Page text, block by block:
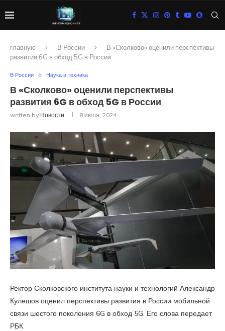
главную В России
В «Сколково» оценили перспективы
развития 6G в обход 5G в России
В России Наука и техника
В «Сколково» оценили перспективы
развития 6G в обход 5G в России
written by Новости 8 июля, 2024
Ректор Сколковского института науки и технологий Александр
Кулешов оценил перспективы развития в России мобильной
связи шестого поколения 6G в обход 5G. Его слова передает
РБК.